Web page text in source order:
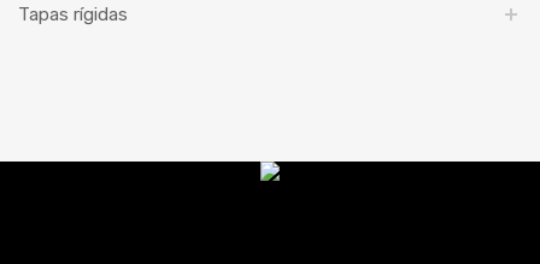
Tapas rígidas